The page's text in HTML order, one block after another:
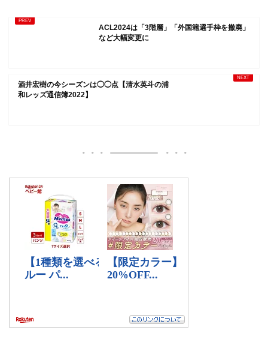
ACL2024は「3階層」「外国籍選手枠を撤廃」
など大幅変更に
酒井宏樹の今シーズンは◯◯点【清水英斗の浦
和レッズ通信簿2022】